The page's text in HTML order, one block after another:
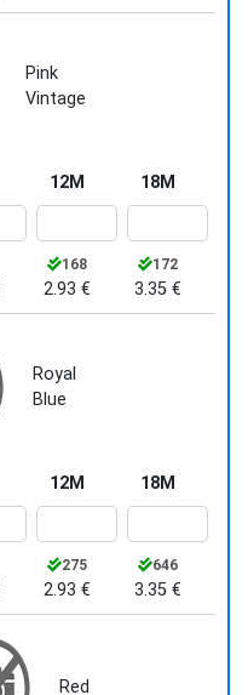
Pink
Vintage
12M
168
2.93 €
18M
172
3.35 €
Royal
Blue
12M
275
2.93 €
18M
646
3.35 €
Red